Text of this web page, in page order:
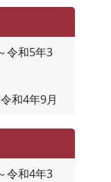
令和5年3
和4年9月
令和4年3